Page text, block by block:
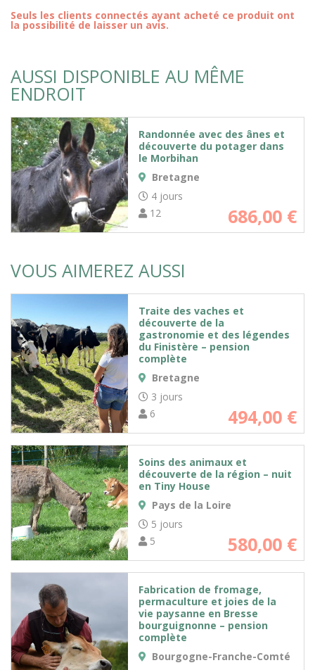
Seuls les clients connectés ayant acheté ce produit ont
la possibilité de laisser un avis.
AUSSI DISPONIBLE AU MÊME
ENDROIT
Randonnée avec des ânes et
découverte du potager dans
le Morbihan
Bretagne
4 jours
12
686,00 €
VOUS AIMEREZ AUSSI
Traite des vaches et
découverte de la
gastronomie et des légendes
du Finistère – pension
complète
Bretagne
3 jours
6
494,00 €
Soins des animaux et
découverte de la région – nuit
en Tiny House
Pays de la Loire
5 jours
5
580,00 €
Fabrication de fromage,
permaculture et joies de la
vie paysanne en Bresse
bourguignonne – pension
complète
Bourgogne-Franche-Comté